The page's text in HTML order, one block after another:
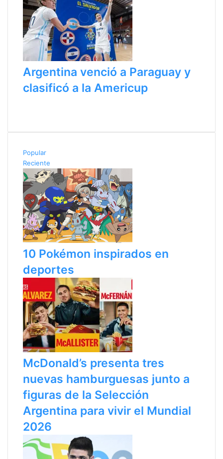
Argentina venció a Paraguay y
clasificó a la Americup
i
a
a
n
t
e
r
i
o
r
g
i
e
n
t
e
p
á
g
i
a
Popular
Reciente
10 Pokémon inspirados en
deportes
McDonald’s presenta tres
nuevas hamburguesas junto a
figuras de la Selección
Argentina para vivir el Mundial
2026